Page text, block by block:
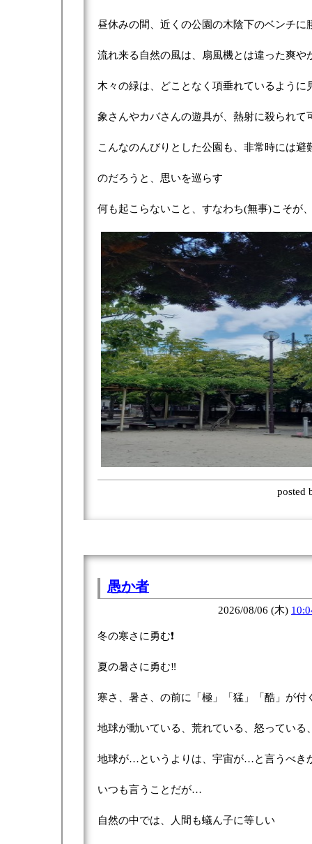
昼休みの間、近くの公園の木陰下のベンチに
流れ来る自然の風は、扇風機とは違った爽や
木々の緑は、どことなく項垂れているように
象さんやカバさんの遊具が、熱射に殺られて
こんなのんびりとした公園も、非常時には避
のだろうと、思いを巡らす
何も起こらないこと、すなわち(無事)こそが
posted
愚か者
2026/08/06 (木)
冬の寒さに勇む❗
夏の暑さに勇む‼️
寒さ、暑さ、の前に「極」「猛」「酷」が付
地球が動いている、荒れている、怒っている
地球が…というよりは、宇宙が…と言うべき
いつも言うことだが…
自然の中では、人間も蟻ん子に等しい